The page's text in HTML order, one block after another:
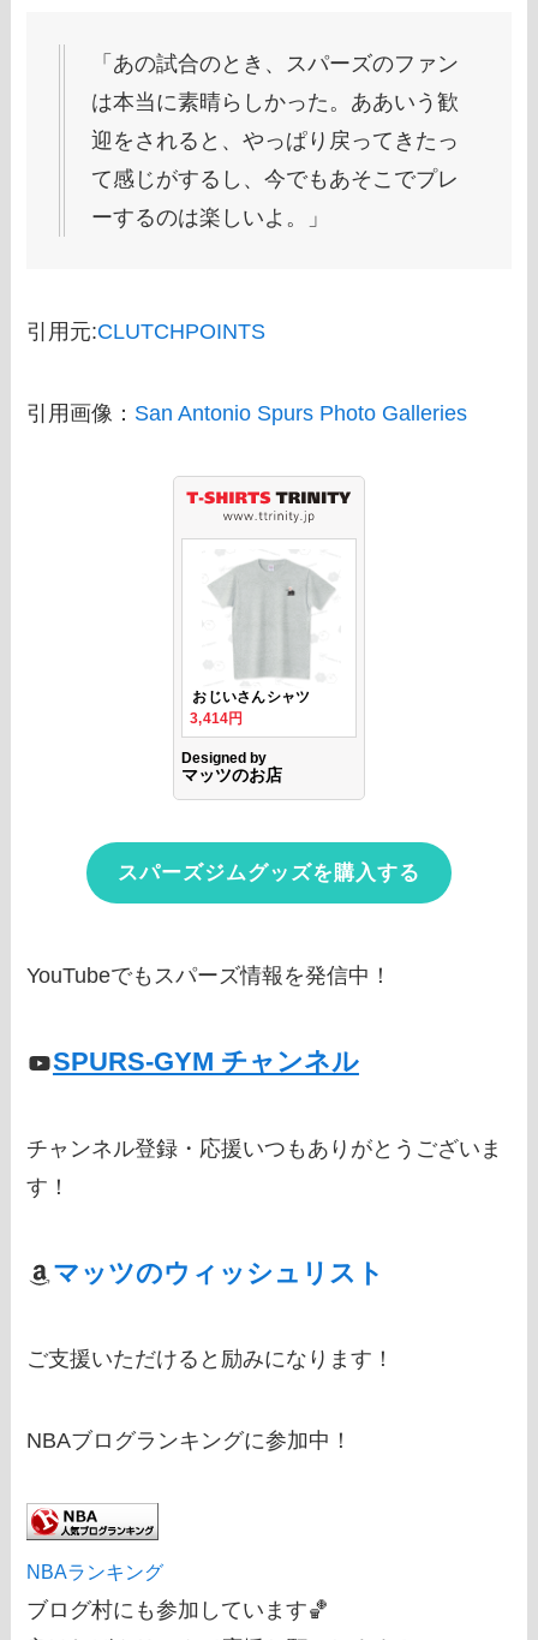
「あの試合のとき、スパーズのファン
は本当に素晴らしかった。ああいう歓
迎をされると、やっぱり戻ってきたっ
て感じがするし、今でもあそこでプレ
ーするのは楽しいよ。」
引用元:CLUTCHPOINTS
引用画像： San Antonio Spurs Photo Galleries
スパーズジムグッズを購入する
YouTubeでもスパーズ情報を発信中！
SPURS-GYM チャンネル
チャンネル登録・応援いつもありがとうございま
す！
マッツのウィッシュリスト
ご支援いただけると励みになります！
NBAブログランキングに参加中！
NBAランキング
ブログ村にも参加しています🏀